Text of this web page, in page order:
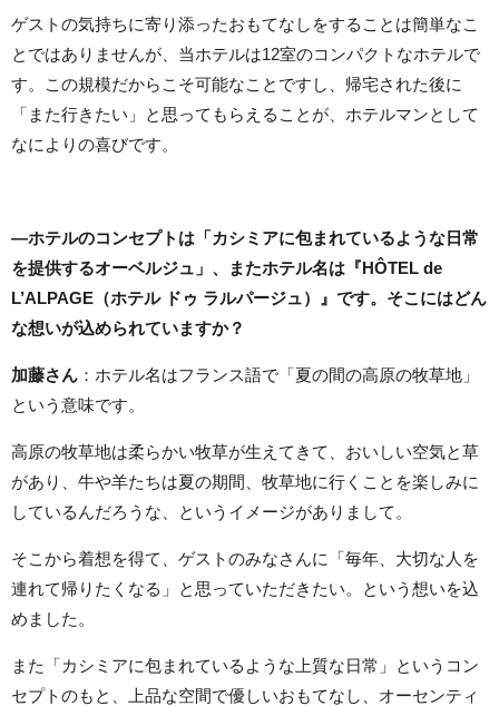
ゲストの気持ちに寄り添ったおもてなしをすることは簡単なこ
とではありませんが、当ホテルは12室のコンパクトなホテルで
す。この規模だからこそ可能なことですし、帰宅された後に
「また行きたい」と思ってもらえることが、ホテルマンとして
なによりの喜びです。
―ホテルのコンセプトは「カシミアに包まれているような日常
を提供するオーベルジュ」、またホテル名は『HÔTEL de
L’ALPAGE（ホテル ドゥ ラルパージュ）』です。そこにはどん
な想いが込められていますか？
加藤さん ：ホテル名はフランス語で「夏の間の高原の牧草地」
という意味です。
高原の牧草地は柔らかい牧草が生えてきて、おいしい空気と草
があり、牛や羊たちは夏の期間、牧草地に行くことを楽しみに
しているんだろうな、というイメージがありまして。
そこから着想を得て、ゲストのみなさんに「毎年、大切な人を
連れて帰りたくなる」と思っていただきたい。という想いを込
めました。
また「カシミアに包まれているような上質な日常」というコン
セプトのもと、上品な空間で優しいおもてなし、オーセンティ